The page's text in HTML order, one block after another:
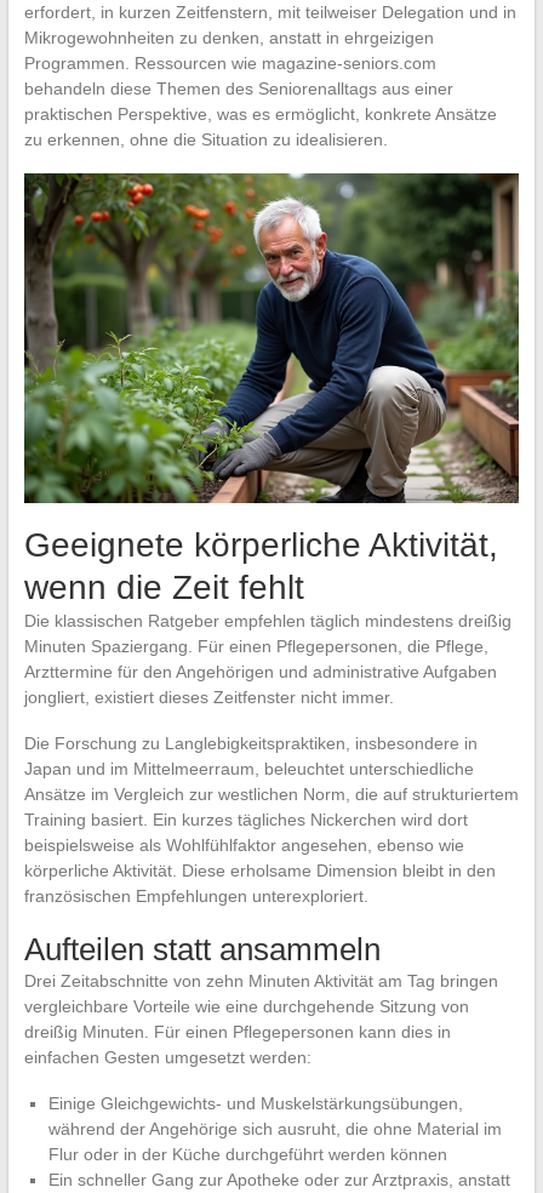
erfordert, in kurzen Zeitfenstern, mit teilweiser Delegation und in
Mikrogewohnheiten zu denken, anstatt in ehrgeizigen
Programmen. Ressourcen wie magazine-seniors.com
behandeln diese Themen des Seniorenalltags aus einer
praktischen Perspektive, was es ermöglicht, konkrete Ansätze
zu erkennen, ohne die Situation zu idealisieren.
Geeignete körperliche Aktivität,
wenn die Zeit fehlt
Die klassischen Ratgeber empfehlen täglich mindestens dreißig
Minuten Spaziergang. Für einen Pflegepersonen, die Pflege,
Arzttermine für den Angehörigen und administrative Aufgaben
jongliert, existiert dieses Zeitfenster nicht immer.
Die Forschung zu Langlebigkeitspraktiken, insbesondere in
Japan und im Mittelmeerraum, beleuchtet unterschiedliche
Ansätze im Vergleich zur westlichen Norm, die auf strukturiertem
Training basiert. Ein kurzes tägliches Nickerchen wird dort
beispielsweise als Wohlfühlfaktor angesehen, ebenso wie
körperliche Aktivität. Diese erholsame Dimension bleibt in den
französischen Empfehlungen unterexploriert.
Aufteilen statt ansammeln
Drei Zeitabschnitte von zehn Minuten Aktivität am Tag bringen
vergleichbare Vorteile wie eine durchgehende Sitzung von
dreißig Minuten. Für einen Pflegepersonen kann dies in
einfachen Gesten umgesetzt werden:
Einige Gleichgewichts- und Muskelstärkungsübungen,
während der Angehörige sich ausruht, die ohne Material im
Flur oder in der Küche durchgeführt werden können
Ein schneller Gang zur Apotheke oder zur Arztpraxis, anstatt